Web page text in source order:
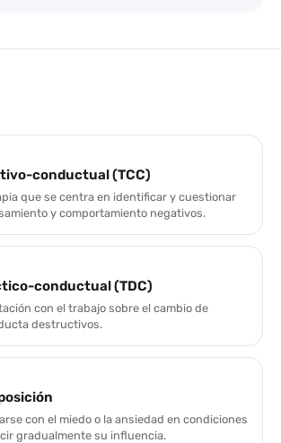
conductual (TCC)
que se centra en identificar y cuestionar
y comportamiento negativos.
conductual (TDC)
con el trabajo sobre el cambio de
destructivos.
con el miedo o la ansiedad en condiciones
gradualmente su influencia.